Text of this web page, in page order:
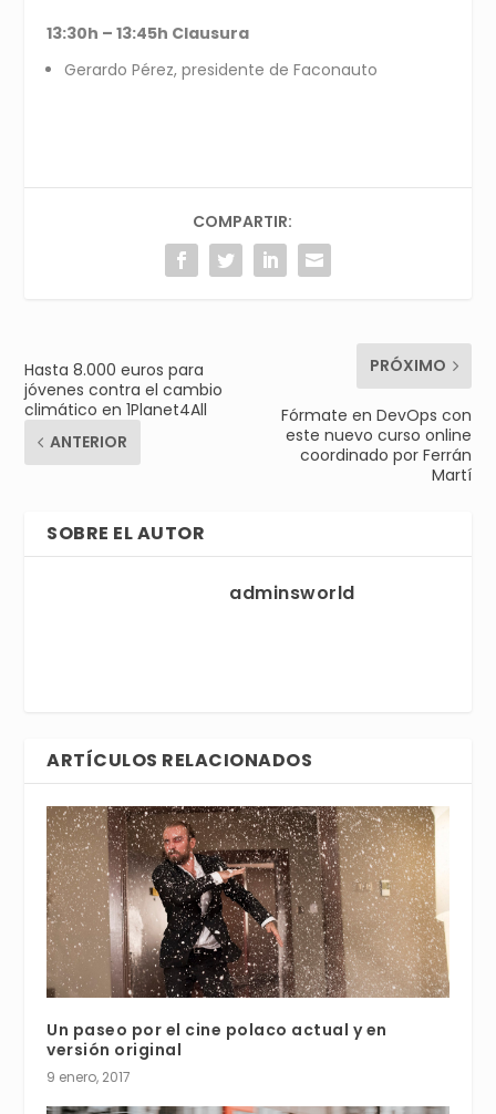
13:30h – 13:45h Clausura
Gerardo Pérez, presidente de Faconauto
COMPARTIR:
Hasta 8.000 euros para
jóvenes contra el cambio
climático en 1Planet4All
ANTERIOR
PRÓXIMO
Fórmate en DevOps con
este nuevo curso online
coordinado por Ferrán
Martí
SOBRE EL AUTOR
adminsworld
ARTÍCULOS RELACIONADOS
Un paseo por el cine polaco actual y en
versión original
9 enero, 2017